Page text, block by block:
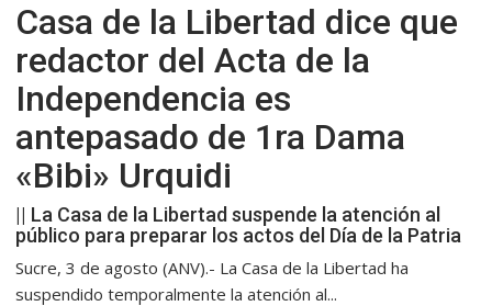
Casa de la Libertad dice que
redactor del Acta de la
Independencia es
antepasado de 1ra Dama
«Bibi» Urquidi
|| La Casa de la Libertad suspende la atención al
público para preparar los actos del Día de la Patria
Sucre, 3 de agosto (ANV).- La Casa de la Libertad ha
suspendido temporalmente la atención al...